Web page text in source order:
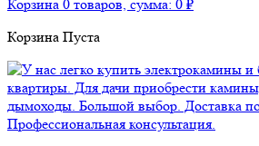
Корзина 0 товаров, сумма: 0 ₽
Корзина Пуста